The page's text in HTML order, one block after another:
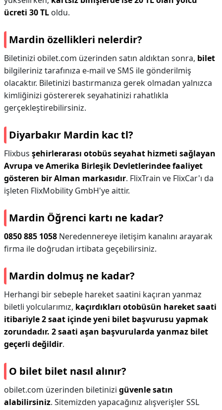
ücreti 30 TL oldu.
Mardin özellikleri nelerdir?
Biletinizi obilet.com üzerinden satın aldıktan sonra, bilet
bilgileriniz tarafınıza e-mail ve SMS ile gönderilmiş
olacaktır. Biletinizi bastırmanıza gerek olmadan yalnızca
kimliğinizi göstererek seyahatinizi rahatlıkla
gerçekleştirebilirsiniz.
Diyarbakır Mardin kac tl?
Flixbus şehirlerarası otobüs seyahat hizmeti sağlayan
Avrupa ve Amerika Birleşik Devletlerindee faaliyet
gösteren bir Alman markasıdır. FlixTrain ve FlixCar'ı da
işleten FlixMobility GmbH'ye aittir.
Mardin Öğrenci kartı ne kadar?
0850 885 1058 Neredennereye iletişim kanalını arayarak
firma ile doğrudan irtibata geçebilirsiniz.
Mardin dolmuş ne kadar?
Herhangi bir sebeple hareket saatini kaçıran yanmaz
biletli yolcularımız, kaçırdıkları otobüsün hareket saati
itibariyle 2 saat içinde yeni bilet başvurusu yapmak
zorundadır. 2 saati aşan başvurularda yanmaz bilet
geçerli değildir.
O bilet bilet nasıl alınır?
obilet.com üzerinden biletinizi güvenle satın
alabilirsiniz. Sitemizden yapacağınız alışverişler SSL